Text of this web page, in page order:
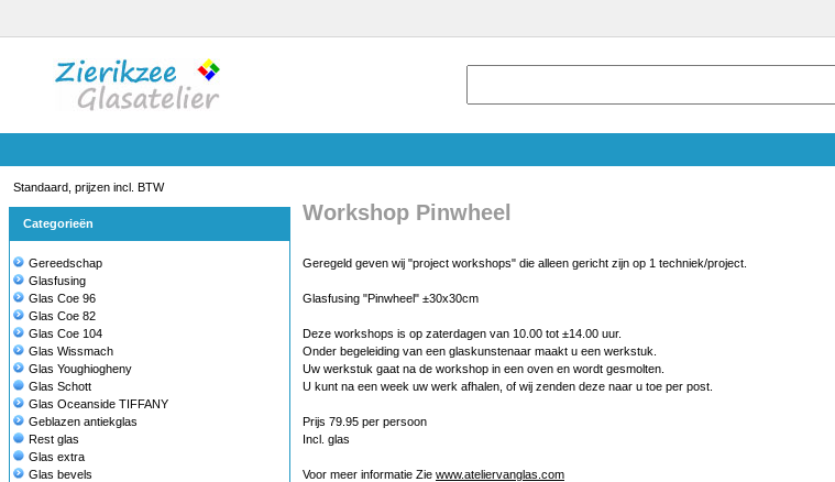
Standaard, prijzen incl. BTW
Categorieën
Gereedschap
Glasfusing
Glas Coe 96
Glas Coe 82
Glas Coe 104
Glas Wissmach
Glas Youghiogheny
Glas Schott
Glas Oceanside TIFFANY
Geblazen antiekglas
Rest glas
Glas extra
Glas bevels
Workshop Pinwheel
Geregeld geven wij "project workshops" die alleen gericht zijn op 1 techniek/project.
Glasfusing "Pinwheel" ±30x30cm
Deze workshops is op zaterdagen van 10.00 tot ±14.00 uur.
Onder begeleiding van een glaskunstenaar maakt u een werkstuk.
Uw werkstuk gaat na de workshop in een oven en wordt gesmolten.
U kunt na een week uw werk afhalen, of wij zenden deze naar u toe per post.
Prijs 79.95 per persoon
Incl. glas
Voor meer informatie Zie www.ateliervanglas.com